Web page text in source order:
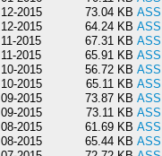
12-2015 73.04 KB
12-2015 64.24 KB
11-2015 67.31 KB
11-2015 65.91 KB
10-2015 56.72 KB
10-2015 65.11 KB
09-2015 73.87 KB
09-2015 73.11 KB
08-2015 61.69 KB
08-2015 65.44 KB